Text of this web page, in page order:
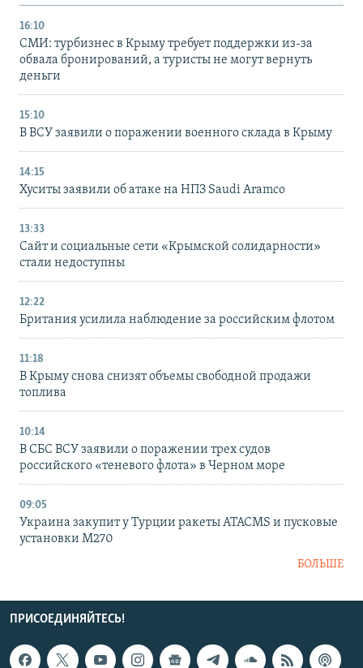
16:10
СМИ: турбизнес в Крыму требует поддержки из-за
обвала бронирований, а туристы не могут вернуть
деньги
15:10
В ВСУ заявили о поражении военного склада в Крыму
14:15
Хуситы заявили об атаке на НПЗ Saudi Aramco
13:33
Сайт и социальные сети «Крымской солидарности»
стали недоступны
12:22
Британия усилила наблюдение за российским флотом
11:18
В Крыму снова снизят объемы свободной продажи
топлива
10:14
В СБС ВСУ заявили о поражении трех судов
российского «теневого флота» в Черном море
09:05
Украина закупит у Турции ракеты ATACMS и пусковые
установки M270
БОЛЬШЕ
ПРИСОЕДИНЯЙТЕСЬ!